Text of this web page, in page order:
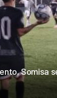
Somisa